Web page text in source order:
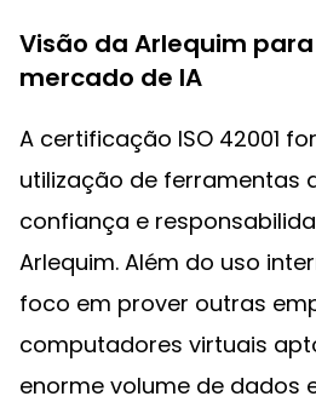
Visão da Arlequim
mercado de IA
A certificação ISO 42001
utilização de ferramentas
confiança e
Arlequim. Além do uso
foco em prover outras
computadores virtuais
enorme volume de dados